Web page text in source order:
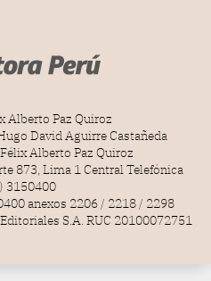
Alberto Paz Quiroz
David Aguirre Castañeda
Alberto Paz Quiroz
873, Lima 1 Central Telefónica
3150400
anexos 2206 / 2218 / 2298
S.A. RUC 20100072751